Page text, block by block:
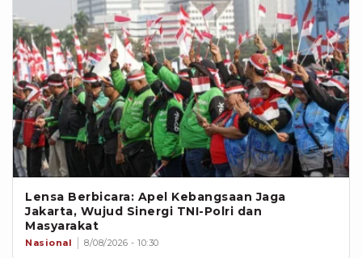
Lensa Berbicara: Apel Kebangsaan Jaga
Jakarta, Wujud Sinergi TNI-Polri dan
Masyarakat
Nasional 8/08/2026 - 10:30